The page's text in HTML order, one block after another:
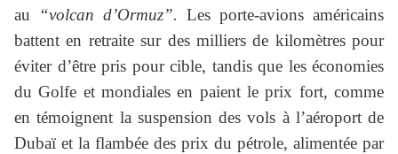
au “volcan d’Ormuz”. Les porte-avions américains
battent en retraite sur des milliers de kilomètres pour
éviter d’être pris pour cible, tandis que les économies
du Golfe et mondiales en paient le prix fort, comme
en témoignent la suspension des vols à l’aéroport de
Dubaï et la flambée des prix du pétrole, alimentée par